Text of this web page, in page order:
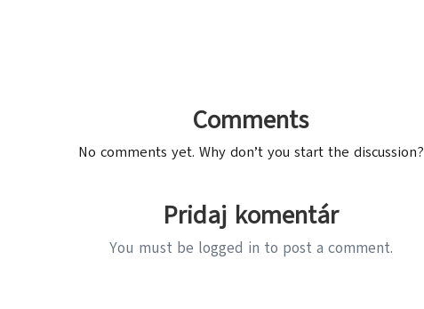
Comments
No comments yet. Why don’t you start the discussion?
Pridaj komentár
You must be logged in to post a comment.